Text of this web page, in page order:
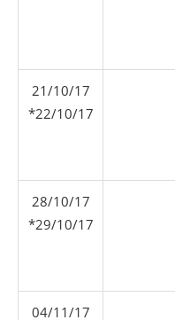
21/10/17
*22/10/17
28/10/17
*29/10/17
04/11/17